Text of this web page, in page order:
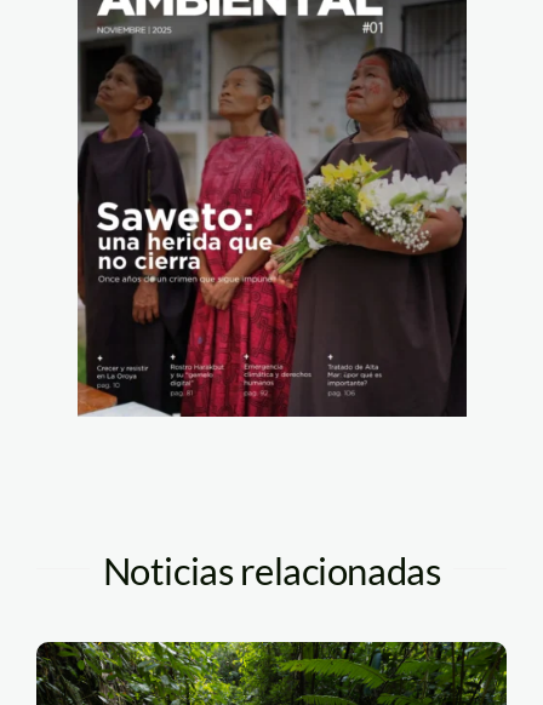
Noticias relacionadas